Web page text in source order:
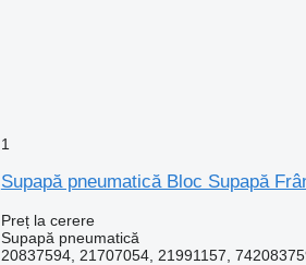
1
Supapă pneumatică Bloc Supapă
Preț la cerere
Supapă pneumatică
20837594, 21707054, 21991157,